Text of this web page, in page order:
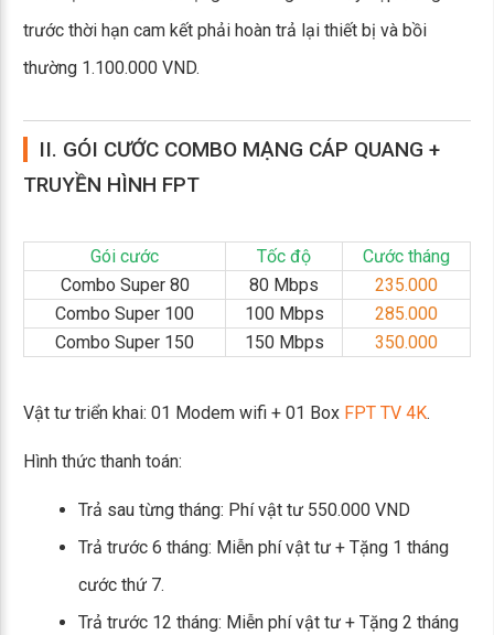
trước thời hạn cam kết phải hoàn trả lại thiết bị và bồi
thường 1.100.000 VND.
II. GÓI CƯỚC COMBO MẠNG CÁP QUANG +
TRUYỀN HÌNH FPT
Gói cước Tốc độ
Cước tháng
Combo Super 80
80 Mbps
235.000
Combo Super 100
100 Mbps
285.000
Combo Super 150
150 Mbps 350.000
Vật tư triển khai: 01 Modem wifi + 01 Box FPT TV 4K.
Hình thức thanh toán:
Trả sau từng tháng: Phí vật tư 550.000 VND
Trả trước 6 tháng: Miễn phí vật tư + Tặng 1 tháng
cước thứ 7.
Trả trước 12 tháng: Miễn phí vật tư + Tặng 2 tháng